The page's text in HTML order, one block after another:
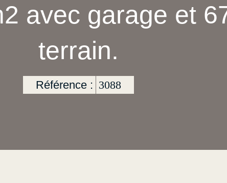
avec garage et
terrain.
Référence : 3088